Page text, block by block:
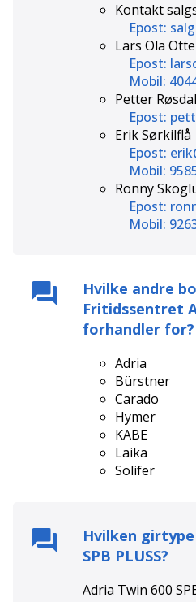
Kontakt
Epost:
Lars Ola
Epost:
Mobil:
Petter Røsdal
Epost:
Erik Sørkilflå
Epost:
Mobil:
Ronny
Epost:
Mobil:
Hvilke andre
Fritidssentret
forhandler for?
Adria
Bürstner
Carado
Hymer
KABE
Laika
Solifer
Hvilken
SPB PLUSS?
Adria Twin 600